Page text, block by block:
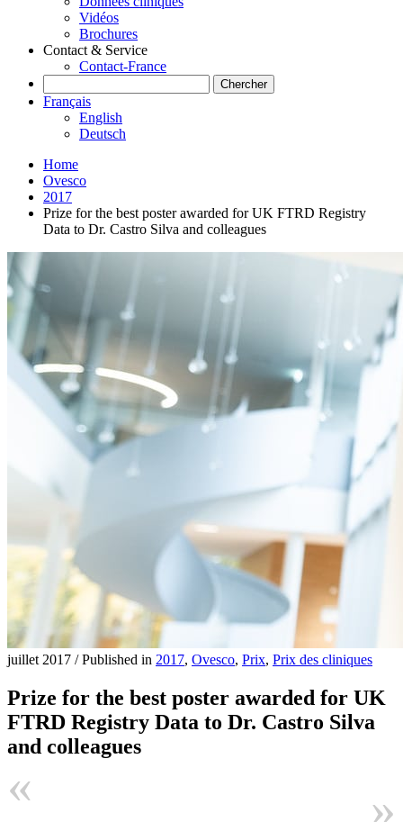
Vidéos
Brochures
Contact & Service
Contact-France
Français
English
Deutsch
Home
Ovesco
2017
Prize for the best poster awarded for UK FTRD Registry
Data to Dr. Castro Silva and colleagues
juillet 2017 /Published in 2017, Ovesco, Prix, Prix ​​des cliniques
Prize for the best poster awarded for UK
FTRD Registry Data to Dr. Castro Silva
and colleagues